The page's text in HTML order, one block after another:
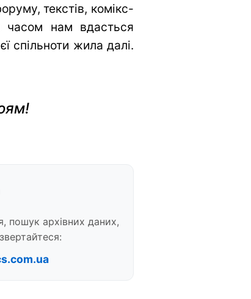
текстів, комікс-
часом нам вдасться
спільноти жила далі.
пошук архівних даних,